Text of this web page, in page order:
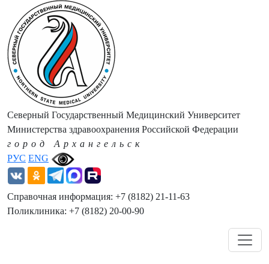
РУС ENG
Северный Государственный Медицинский Университет
Министерства здравоохранения Российской Федерации
город Архангельск
Справочная информация: +7 (8182) 21-11-63
Поликлиника: +7 (8182) 20-00-90